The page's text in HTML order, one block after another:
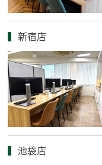
新宿店
池袋店